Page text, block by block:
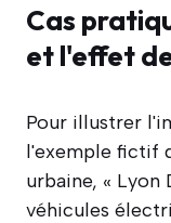
Cas
et l'effet
Pour illustrer
l'exemple fictif
urbaine, «
véhicules